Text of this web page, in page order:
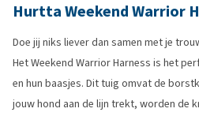
Hurtta Weekend Warrior
Doe jij niks liever dan samen met je
Het Weekend Warrior Harness is het
en hun baasjes. Dit tuig omvat de
jouw hond aan de lijn trekt, worden de